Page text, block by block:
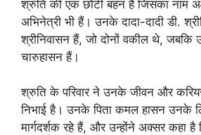
श्रुति की एक छोटी बहन है जिसका नाम
अभिनेत्री भी हैं। उनके दादा-दादी डी.
श्रीनिवासन हैं, जो दोनों वकील थे, जबकि
चारुहासन हैं।
श्रुति के परिवार ने उनके जीवन और
निभाई है। उनके पिता कमल हासन उनके
मार्गदर्शक रहे हैं, और उन्होंने अक्सर कहा